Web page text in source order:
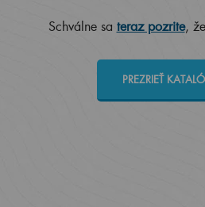
Schválne sa teraz pozrite,
PREZRIEŤ